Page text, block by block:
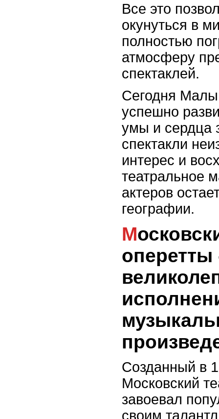
Все это
окунуться в
полностью
атмосферу
спектаклей.
Сегодня
успешно
умы и сердца
спектакли
интерес и
театральное
актеров
географии.
Московский театр
оперетты
Созданный в
Московский
завоевал
своим